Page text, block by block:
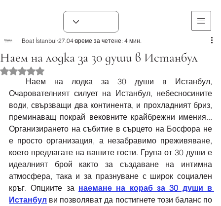
Наем на лодка за 30 души в Истанбул
Boat İstanbul 27.04 време за четене: 4 мин.
Оценено с NaN от 5 звезди.
Очарователният силует на Истанбул, небесносините
води, свързващи два континента, и прохладният бриз,
преминаващ покрай вековните крайбрежни имения...
Организирането на събитие в сърцето на Босфора не
е просто организация, а незабравимо преживяване,
което предлагате на вашите гости. Група от 30 души е
идеалният брой както за създаване на интимна
атмосфера, така и за празнуване с широк социален
кръг. Опциите за наемане на кораб за 30 души в
Истанбул ви позволяват да постигнете този баланс по